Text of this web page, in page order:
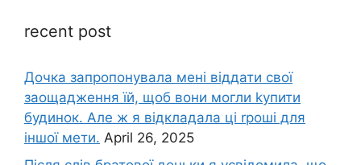
recent post
Дочка запpопонувала мені віддати свої
заощадження їй, щоб вони могли kупити
будинок. Але ж я відкладала ці rроші для
іншої мети. April 26, 2025